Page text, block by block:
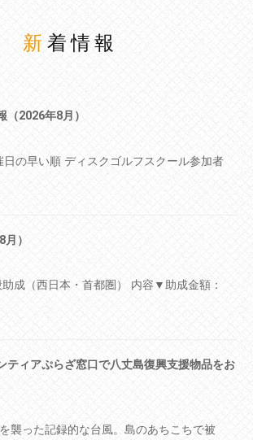
新着情報
（2026年8月）
の早い順 ディスクゴルフスクール参加者
月）
成（西日本・首都圏） 内容▼助成金額：
ティアぷらざ窓口で八丈島復興支援物品をお
襲った記録的な台風。島のあちこちで被